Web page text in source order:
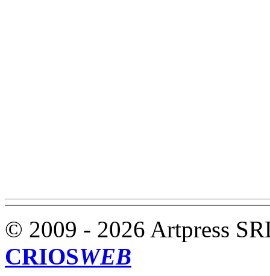
© 2009 - 2026 Artpress
CRIOSWEB